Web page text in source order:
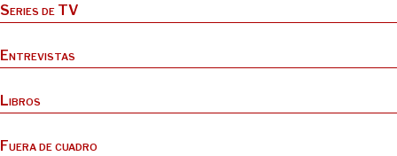
Series de TV
Entrevistas
Libros
Fuera de cuadro